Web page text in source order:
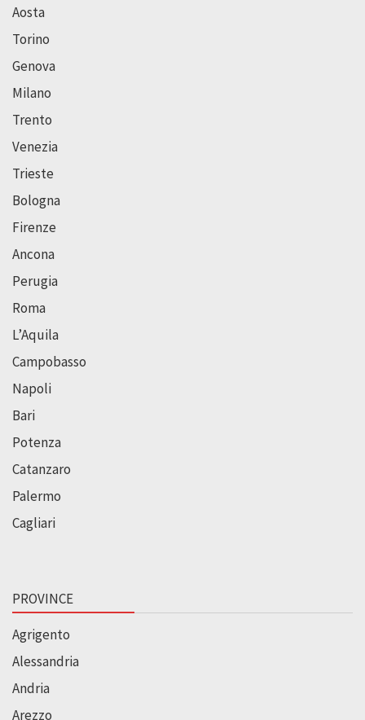
Aosta
Torino
Genova
Milano
Trento
Venezia
Trieste
Bologna
Firenze
Ancona
Perugia
Roma
L’Aquila
Campobasso
Napoli
Bari
Potenza
Catanzaro
Palermo
Cagliari
PROVINCE
Agrigento
Alessandria
Andria
Arezzo